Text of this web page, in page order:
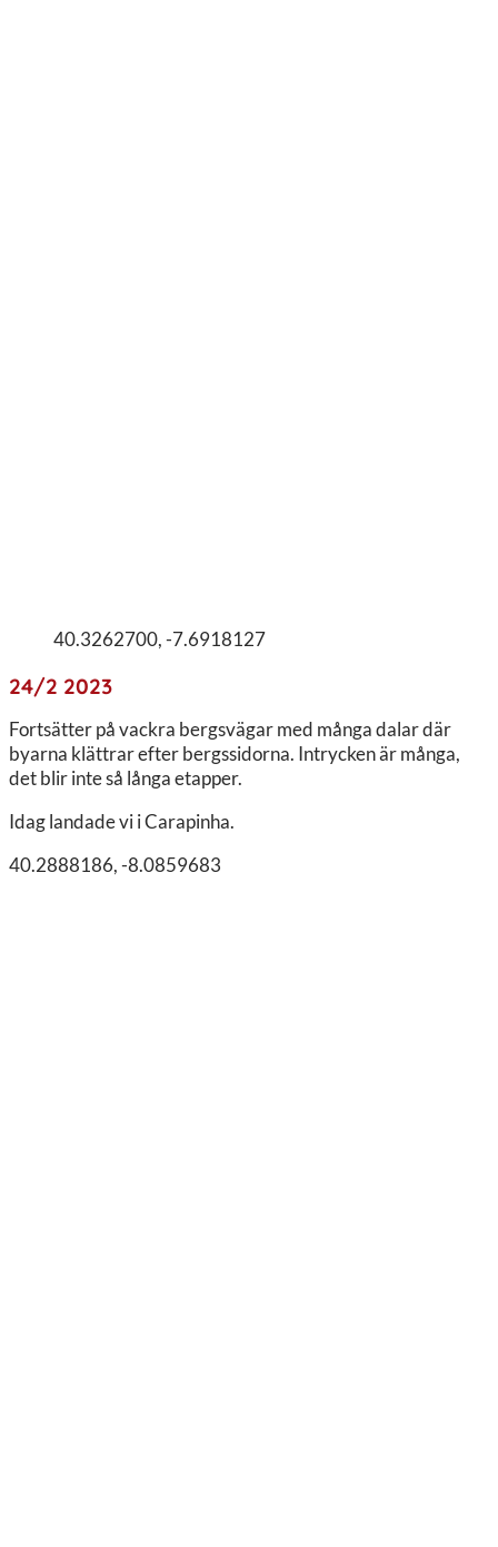
40.3262700, -7.6918127
24/2 2023
Fortsätter på vackra bergsvägar med många dalar där
byarna klättrar efter bergssidorna. Intrycken är många,
det blir inte så långa etapper.
Idag landade vi i Carapinha.
40.2888186, -8.0859683